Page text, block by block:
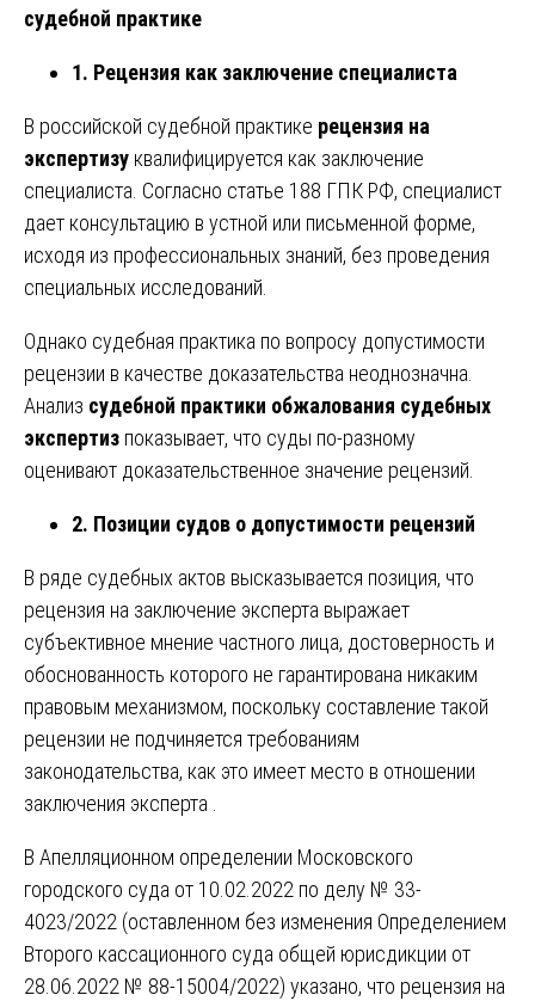
судебной практике
1. Рецензия как заключение специалиста
В российской судебной практике рецензия на
экспертизу квалифицируется как заключение
специалиста. Согласно статье 188 ГПК РФ, специалист
дает консультацию в устной или письменной форме,
исходя из профессиональных знаний, без проведения
специальных исследований.
Однако судебная практика по вопросу допустимости
рецензии в качестве доказательства неоднозначна.
Анализ судебной практики обжалования судебных
экспертиз показывает, что суды по-разному
оценивают доказательственное значение рецензий.
2. Позиции судов о допустимости рецензий
В ряде судебных актов высказывается позиция, что
рецензия на заключение эксперта выражает
субъективное мнение частного лица, достоверность и
обоснованность которого не гарантирована никаким
правовым механизмом, поскольку составление такой
рецензии не подчиняется требованиям
законодательства, как это имеет место в отношении
заключения эксперта .
В Апелляционном определении Московского
городского суда от 10.02.2022 по делу № 33-
4023/2022 (оставленном без изменения Определением
Второго кассационного суда общей юрисдикции от
28.06.2022 № 88-15004/2022) указано, что рецензия на